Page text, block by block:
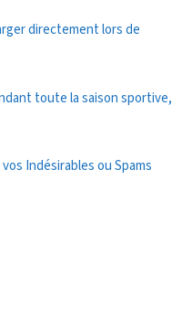
directement lors de
toute la saison sportive,
Indésirables ou Spams